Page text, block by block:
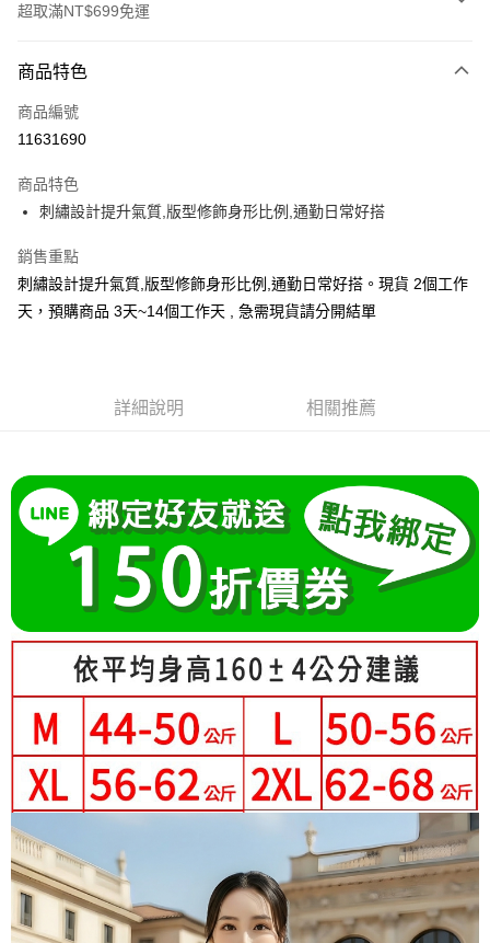
超取滿NT$699免運
信用卡一次付款
超商取貨付款
Apple Pay
街口支付
悠遊付
相關說明
【大哥付你分期使用說明】
1.本服務由台灣大哥大提供，台灣大哥大用戶可立即使用無須另外申請。
2.付款方式選擇「大哥付你分期」，訂單成立後會自動跳轉到大哥付的交易
流程，驗證手機門號後，選擇欲分期的期數、繳款截止日，確認付款後即完
3.實際核准額度、可分期數及費用金額請依後續交易確認頁面所載為準。
4.訂單成立30分鐘內，如未前往確認交易或遇審核未通過，訂單將自動取
消。如遇「轉專審核」未通過狀況，表示未達大哥付你分期系統評分，恕無
法說明評估內容。
【繳款方式說明】
1.分期款項不併入電信帳單，「大哥付你分期」於每月結算日後寄送繳費提
醒簡訊。
2.透過簡訊連結打開帳單後，可選擇「超商條碼／台灣大直營門市／銀行轉
帳／街口支付／iPASS MONEY」等通路繳費。
【注意事項】
1.本服務係由「台灣大哥大股份有限公司」（以下簡稱本公司）所提供，讓
用戶於交易時，得透過本服務購買商品或服務，並由商店將買賣／分期付款
買賣價金債權讓與本公司後，依約使用本公司帳單繳交帳款。
2.基於同意付款使用「大哥付你分期」之契約關係目的，商店將以您的個人
資料（包含姓名、電話或地址）提供予台灣大哥大進項蒐集、處理及利用，
由本公司與您本人進行分期帳單所需資料之確認、核對及更正。
3.完整用戶服務條款，請詳閱以下連結：https://oppay.tw/userRule
AFTEE先享後付
相關說明
【關於「AFTEE先享後付」】
AFTEE先享後付是「在收到商品之後才付款」的支付方式。 讓您購物簡單
便利好安心！
１．簡單：不需註冊會員、不需綁卡、不需儲值。
２．便利：只要手機號碼，簡訊認證，即可結帳。
３．安心：先確認商品／服務後，再付款。
１．於結帳方式選擇「AFTEE先享後付」後，將跳轉至「AFTEE先享後付」
結帳頁面，進行簡訊認證並確認金額後，即可完成結帳。
２．訂單成立數日內，您將收到繳費通知簡訊。
３．收到繳費通知簡訊後14天內，點擊此簡訊中的連結，可透過四大超商／
ATM／網路銀行／等多元方式進行付款，方視為交易完成。
※ 請注意：結帳手續完成當下不需立刻繳費，但若您需要取消訂單，請聯絡
購買商品的店家。未經商家同意取消之訂單仍視為有效，需透過AFTEE先享
後付繳納相關費用。
※ 交易是否成功請以「AFTEE先享後付 」之結帳頁面顯示為準，若有關於
是否繳費成功／繳費後需取消欲退款等相關疑問，請聯繫「AFTEE先享後付
客戶支援中心」https://netprotections.freshdesk.com/support/home
「Hami Point」為中華電信所提供之點數服務，可於會員專區綁定中華電信
會員帳號後，即可在購物車使用 Hami Point 折抵消費金額 (1點等於1元)。
ATM付款
全家付款取貨
每筆NT$80，滿NT$699(含以上)免運費
付款後全家取貨
每筆NT$80，滿NT$699(含以上)免運費
萊爾富取貨付款
每筆NT$80，滿NT$699(含以上)免運費
商品特色
商品編號
11631690
商品特色
刺繡設計提升氣質,版型修飾身形比例,通勤日常好搭
銷售重點
刺繡設計提升氣質,版型修飾身形比例,通勤日常好搭。現貨 2個工作
天，預購商品 3天~14個工作天 , 急需現貨請分開結單
詳細說明 相關推薦